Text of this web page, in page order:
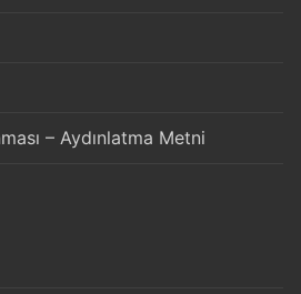
– Aydınlatma Metni